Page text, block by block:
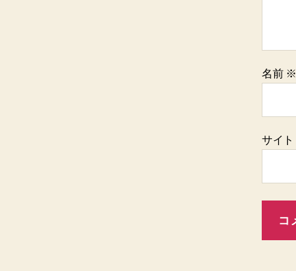
名前 ※
サイト